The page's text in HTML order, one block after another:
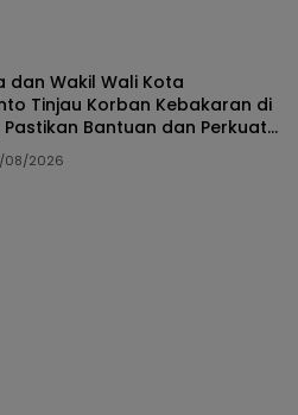
dan Wakil Wali Kota
Tinjau Korban Kebakaran di
Pastikan Bantuan dan Perkuat
08/2026